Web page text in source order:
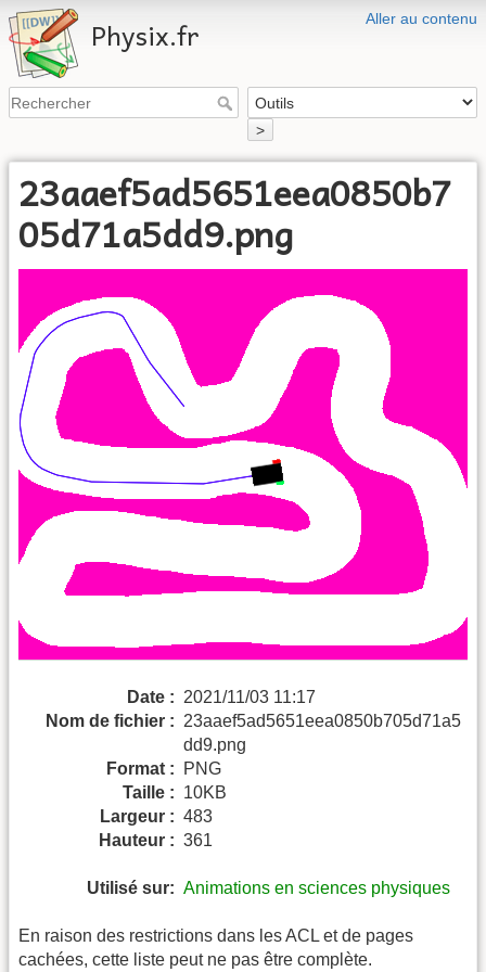
Aller au contenu
Physix.fr
>
23aaef5ad5651eea0850b7
05d71a5dd9.png
Date : 2021/11/03 11:17
Nom de fichier : 23aaef5ad5651eea0850b705d71a5
dd9.png
Format :
PNG
Taille : 10KB
Largeur : 483
Hauteur : 361
Utilisé sur: Animations en sciences physiques
En raison des restrictions dans les ACL et de pages
cachées, cette liste peut ne pas être complète.